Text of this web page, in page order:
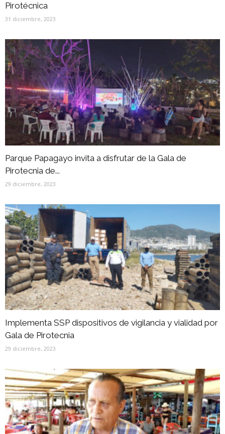
Pirotécnica
31 diciembre, 2023
Parque Papagayo invita a disfrutar de la Gala de
Pirotecnia de...
29 diciembre, 2023
Implementa SSP dispositivos de vigilancia y vialidad por
Gala de Pirotecnia
29 diciembre, 2023